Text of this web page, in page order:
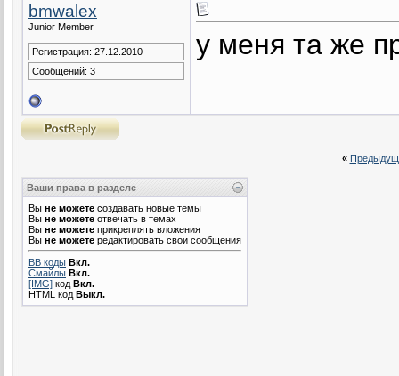
bmwalex
Junior Member
Регистрация: 27.12.2010
Сообщений: 3
у меня та же
«
Ваши права в разделе
Вы не можете создавать новые темы
Вы не можете отвечать в темах
Вы не можете прикреплять вложения
Вы не можете редактировать свои сообщения
BB коды Вкл.
Смайлы Вкл.
[IMG] код Вкл.
HTML код Выкл.